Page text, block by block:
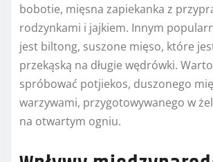
bobotie, mięsna zapiekanka z
rodzynkami i jajkiem. Innym
jest biltong, suszone mięso, które
przekąską na długie wędrówki.
spróbować potjiekos, duszonego
warzywami, przygotowywanego w
na otwartym ogniu.